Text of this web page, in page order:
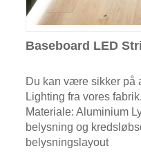
Baseboard LED
Du kan være sikker på
Lighting fra vores fabrik.
Materiale: Aluminium
belysning og
belysningslayout